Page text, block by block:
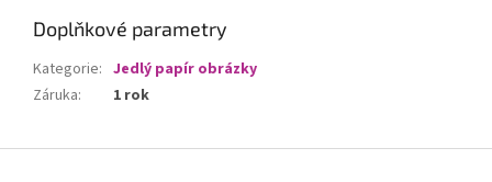
Doplňkové parametry
Kategorie: Jedlý papír obrázky
Záruka: 1 rok